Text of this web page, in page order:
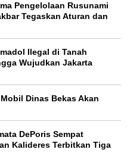
Pengelolaan Rusunami
Tegaskan Aturan dan
Ilegal di Tanah
Wujudkan Jakarta
Dinas Bekas Akan
DePoris Sempat
Kalideres Terbitkan Tiga